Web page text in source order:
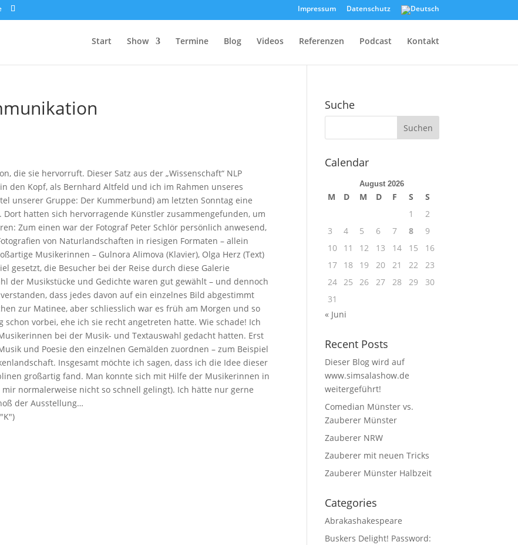
Impressum Datenschutz
Start Show Termine Blog Videos Referenzen Podcast Kontakt
die sie hervorruft. Dieser Satz aus der „Wissenschaft“ NLP
den Kopf, als Bernhard Altfeld und ich im Rahmen unseres
unserer Gruppe: Der Kummerbund) am letzten Sonntag eine
hatten sich hervorragende Künstler zusammengefunden, um
Zum einen war der Fotograf Peter Schlör persönlich anwesend,
von Naturlandschaften in riesigen Formaten – allein
Musikerinnen – Gulnora Alimova (Klavier), Olga Herz (Text)
gesetzt, die Besucher bei der Reise durch diese Galerie
der Musikstücke und Gedichte waren gut gewählt – und dennoch
dass jedes davon auf ein einzelnes Bild abgestimmt
zur Matinee, aber schliesslich war es früh am Morgen und so
vorbei, ehe ich sie recht angetreten hatte. Wie schade! Ich
bei der Musik- und Textauswahl gedacht hatten. Erst
und Poesie den einzelnen Gemälden zuordnen – zum Beispiel
Insgesamt möchte ich sagen, dass ich die Idee dieser
großartig fand. Man konnte sich mit Hilfe der Musikerinnen in
normalerweise nicht so schnell gelingt). Ich hätte nur gerne
der Ausstellung…
Suche
Calendar
August 2026
M D M D F S
S
1
2
3
4 5 6 7 8
9
10
11 12 13 14 15
16
17
18 19 20 21 22
23
24 25 26 27 28 29
30
31
« Juni
Recent Posts
Dieser Blog wird auf
www.simsalashow.de
weitergeführt!
Comedian Münster vs.
Zauberer Münster
Zauberer NRW
Zauberer mit neuen Tricks
Zauberer Münster Halbzeit
Categories
Abrakashakespeare
Buskers Delight! Password: